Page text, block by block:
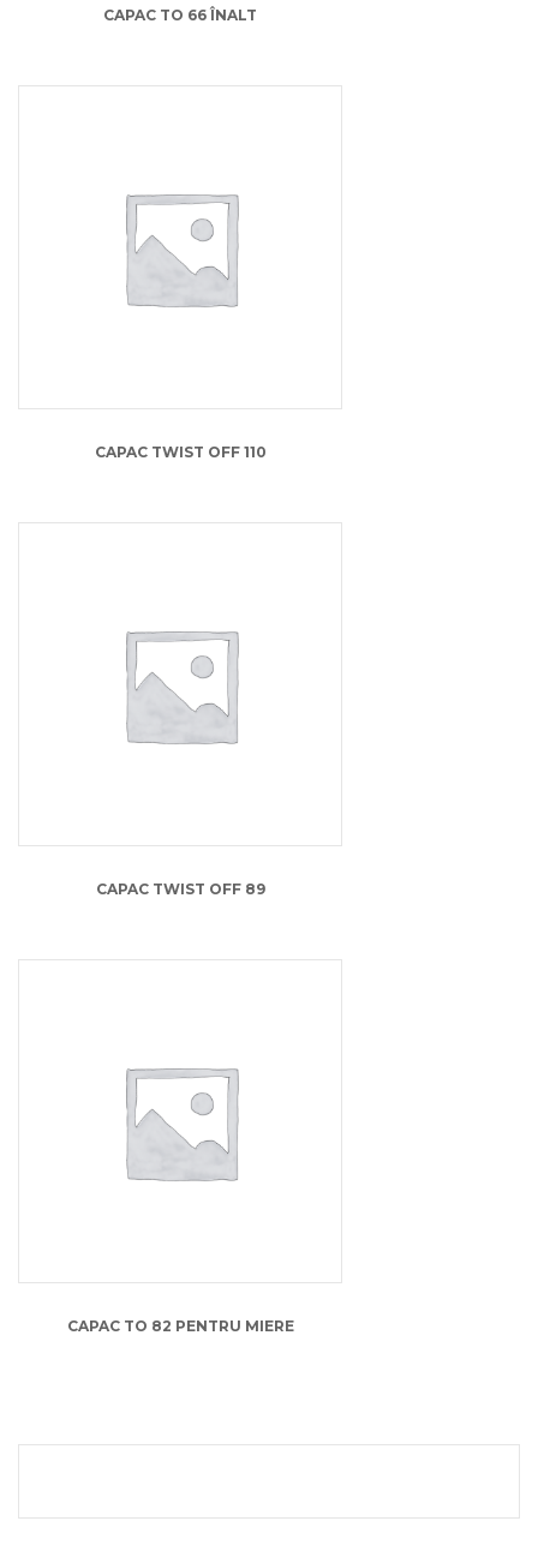
CAPAC TO 66 ÎNALT
0.63lei
CAPAC TWIST OFF 110
0.70lei
CAPAC TWIST OFF 89
0.35lei
CAPAC TO 82 PENTRU MIERE